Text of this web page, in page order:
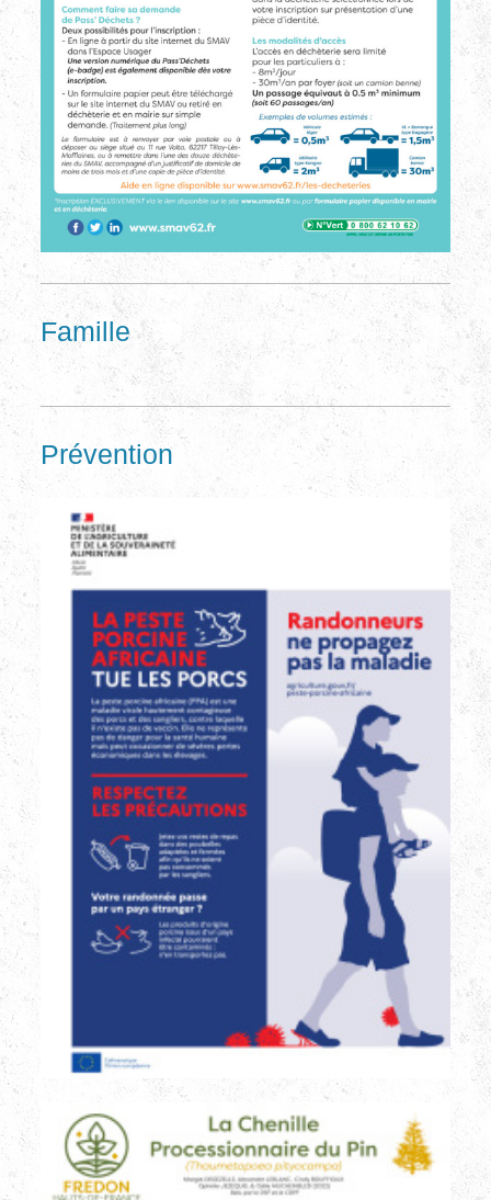
Famille
Prévention